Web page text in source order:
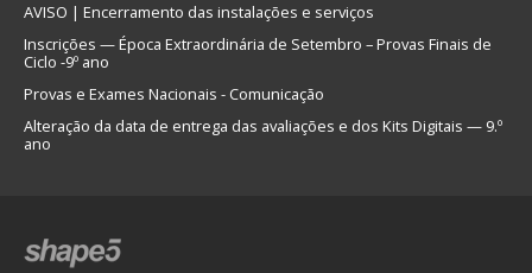
AVISO | Encerramento das instalações e serviços
Inscrições — Época Extraordinária de Setembro – Provas Finais de
Ciclo -9º ano
Provas e Exames Nacionais - Comunicação
Alteração da data de entrega das avaliações e dos Kits Digitais — 9.º
ano